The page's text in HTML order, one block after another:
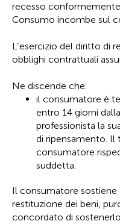
recesso
Consumo incombe sul
L’esercizio del diritto di
obblighi contrattuali
Ne discende che:
il consumatore è
entro 14 giorni
professionista la
di ripensamento. Il
consumatore
suddetta.
Il consumatore
restituzione dei beni,
concordato di